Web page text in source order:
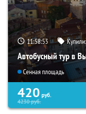
11:58:52
Автобусный тур в
Сенная площадь
420 руб.
4230руб.